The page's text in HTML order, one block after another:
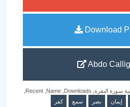
Download
Abdo
سورة البقرة ,
Downloads
,
Name
,
Recent
,
إيمان بصر سمع كفر